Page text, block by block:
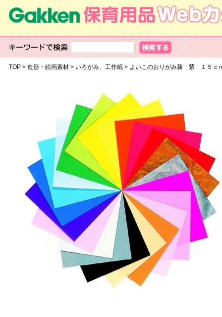
TOP> 造形・絵画素材> いろがみ、工作紙> よいこのおりがみ新 紫 １５ｃ